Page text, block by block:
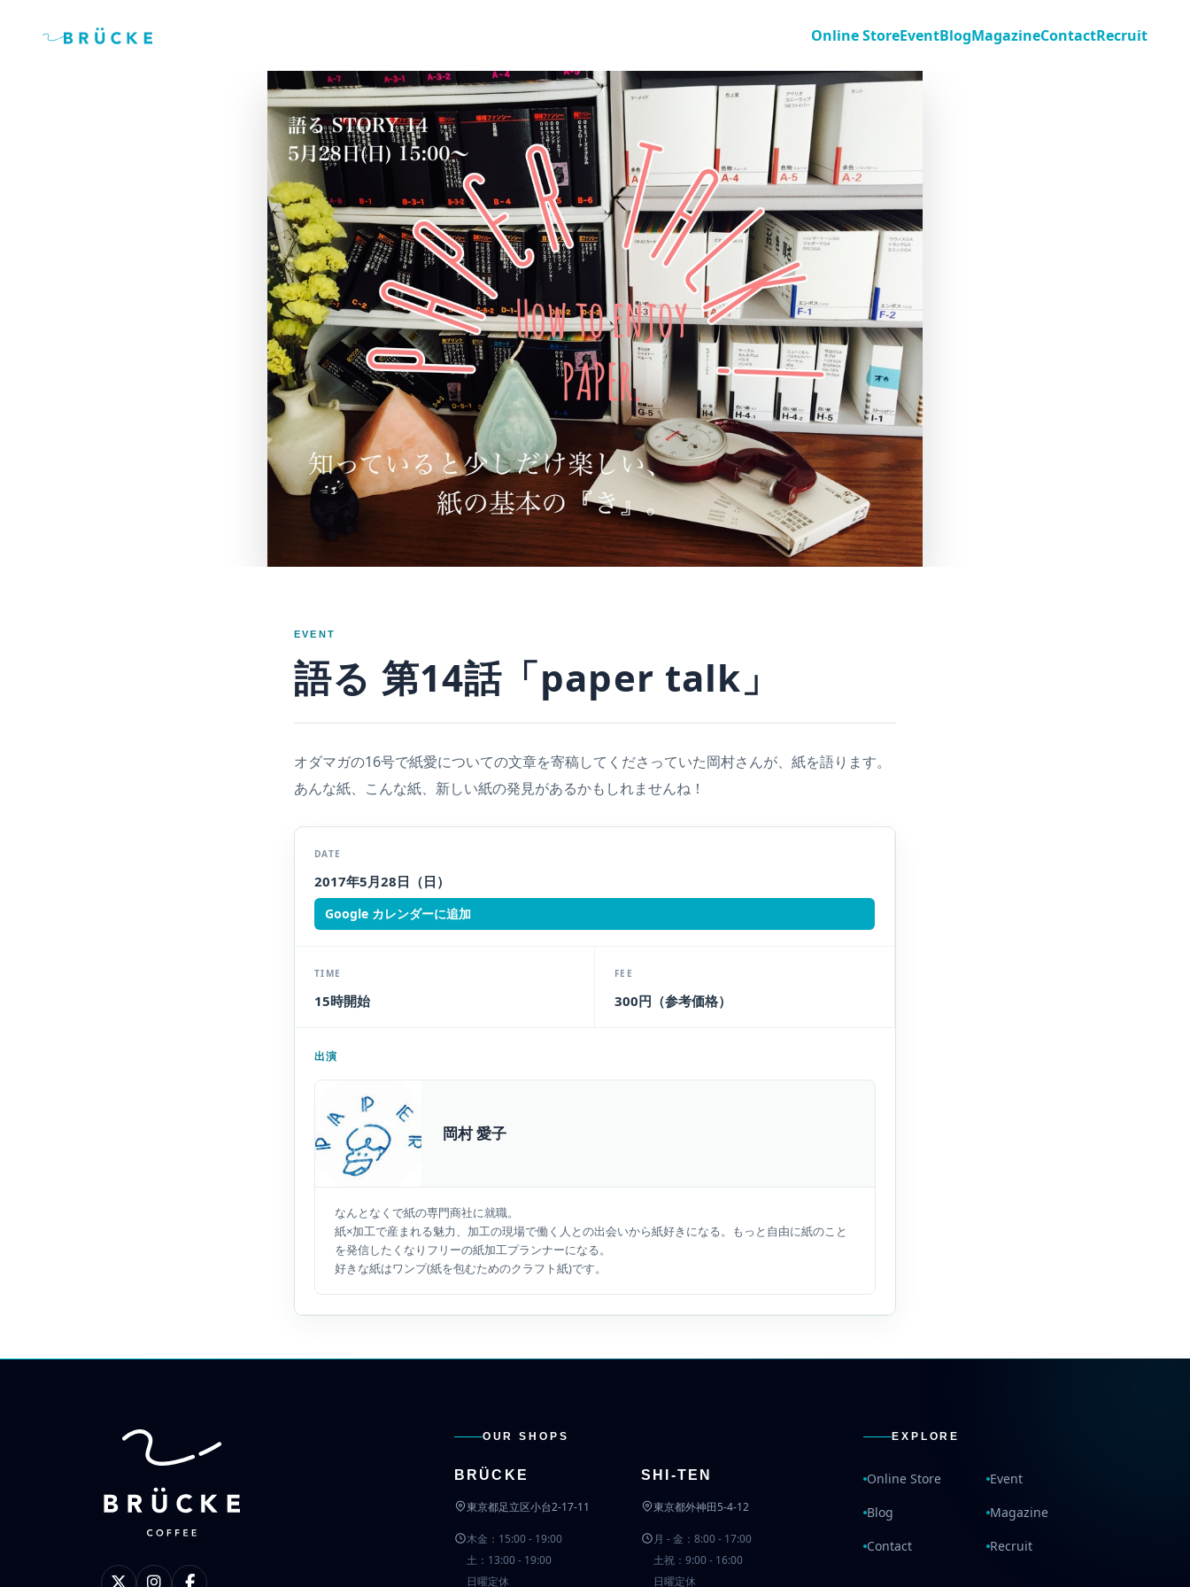
Online StoreEventBlogMagazineContactRecruit
EVENT
語る 第14話「paper talk」
オダマガの16号で紙愛についての文章を寄稿してくださっていた岡村さんが、紙を語ります。
あんな紙、こんな紙、新しい紙の発見があるかもしれませんね！
DATE
2017年5月28日（日）
Google カレンダーに追加
TIME
15時開始
FEE
300円（参考価格）
出演
岡村 愛子
なんとなくで紙の専門商社に就職。
紙×加工で産まれる魅力、加工の現場で働く人との出会いから紙好きになる。もっと自由に紙のこと
を発信したくなりフリーの紙加工プランナーになる。
好きな紙はワンプ(紙を包むためのクラフト紙)です。
OUR SHOPS
BRÜCKE
東京都足立区小台2-17-11
木金：15:00 - 19:00
土：13:00 - 19:00
日曜定休
SHI-TEN
東京都外神田5-4-12
月 - 金：8:00 - 17:00
土祝：9:00 - 16:00
日曜定休
EXPLORE
Online Store
Event
Blog
Magazine
Contact
Recruit